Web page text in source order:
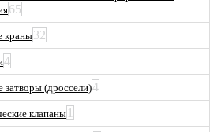
65
краны32
4
затворы (дроссели)4
клапаны 1